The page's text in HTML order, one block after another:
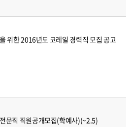
위한 2016년도 코레일 경력직 모집 공고
문직 직원공개모집(학예사)(~2.5)